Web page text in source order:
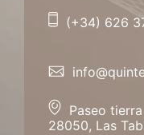
(+34) 626
Paseo
28050, Las